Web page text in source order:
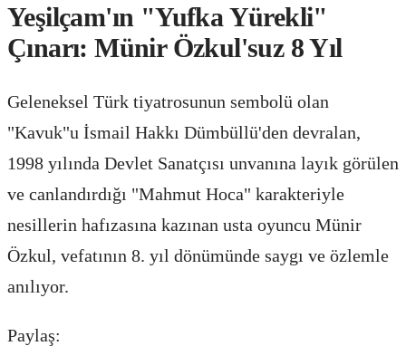
Yeşilçam'ın "Yufka Yürekli"
Çınarı: Münir Özkul'suz 8 Yıl
Geleneksel Türk tiyatrosunun sembolü olan
"Kavuk"u İsmail Hakkı Dümbüllü'den devralan,
1998 yılında Devlet Sanatçısı unvanına layık görülen
ve canlandırdığı "Mahmut Hoca" karakteriyle
nesillerin hafızasına kazınan usta oyuncu Münir
Özkul, vefatının 8. yıl dönümünde saygı ve özlemle
anılıyor.
Paylaş: